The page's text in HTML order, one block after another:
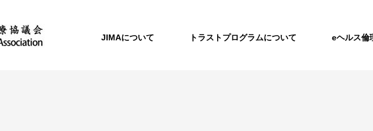
JIMAについて トラストプログラムについて eヘルス倫